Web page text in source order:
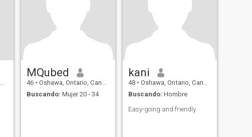
MQubed
46 • Oshawa, Ontario, Canadá
Buscando: Mujer 20 - 34
kani
48 • Oshawa, Ontario, Canadá
Buscando: Hombre
Easy-going and friendly.